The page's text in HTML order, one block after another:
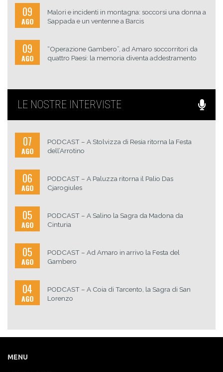
09
AGO
Malori e incidenti in montagna: soccorsi una donna a
Sappada e un ventenne a Barcis
09
AGO
“Operazione Gambero”, ad Amaro soccorritori da
quattro Paesi: la memoria diventa addestramento
LE NOSTRE INTERVISTE
07
AGO
PODCAST – A Stolvizza di Resia ritorna la Festa
dell’Arrotino
06
AGO
PODCAST – A Paluzza ritorna il Palio Das
Cjarogiules
05
AGO
PODCAST – A Salino la Sagra da Madona da
Cinturia
05
AGO
PODCAST – Ad Amaro in arrivo la Festa del
Gambero
04
AGO
PODCAST – A Coia di Tarcento, la Sagra di San
Lorenzo
MENU